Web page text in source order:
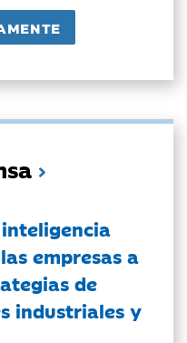
empresas a
de
industriales y